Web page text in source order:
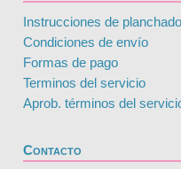
Instrucciones de planchado
Condiciones de envío
Formas de pago
Terminos del servicio
Aprob. términos del
Contacto